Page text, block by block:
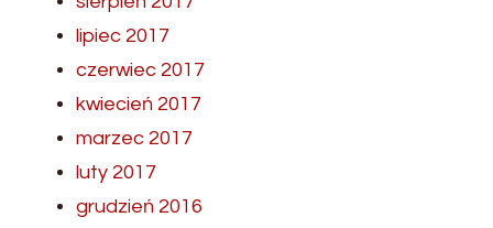
lipiec 2017
czerwiec 2017
kwiecień 2017
marzec 2017
luty 2017
grudzień 2016